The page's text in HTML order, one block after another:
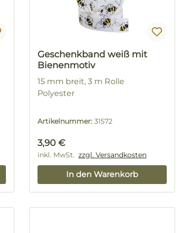
Geschenkband weiß mit
Bienenmotiv
15 mm breit, 3 m Rolle
Polyester
Artikelnummer: 31572
Regulärer Preis:
3,90 €
inkl. MwSt. zzgl. Versandkosten
In den Warenkorb